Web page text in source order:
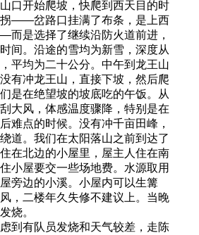
口开始爬坡，快爬到西天目的时
——岔路口挂满了布条，是上西
是选择了继续沿防火道前进，
间。沿途的雪均为新雪，深度从
平均为二十公分。中午到龙王山
有冲龙王山，直接下坡，然后爬
是在绝望坡的坡底吃的午饭。从
大风，体感温度骤降，特别是在
难点的时候。没有冲千亩田峰，
道。我们在太阳落山之前到达了
在北边的小屋里，屋主人住在南
小屋要交一些场地费。水源取用
旁边的小溪。小屋内可以生篝
，二楼年久失修不建议上。当晚
烧。
到有队员发烧和天气较差，走陈